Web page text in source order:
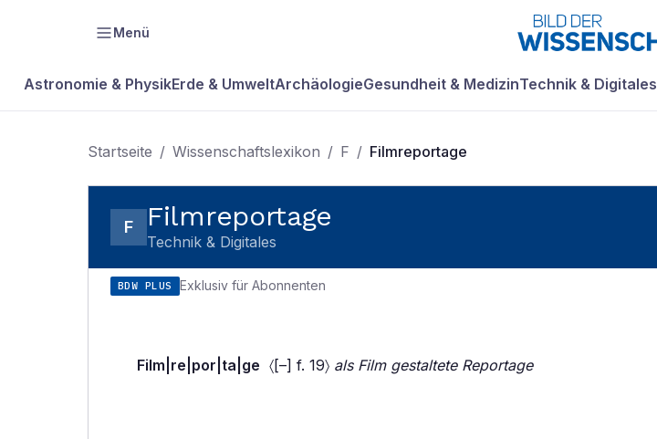
Menü
Astronomie & PhysikErde & UmweltArchäologieGesundheit & MedizinTechnik & Digitales
Startseite / Wissenschaftslexikon / F / Filmreportage
F Filmreportage
Technik & Digitales
BDW PLUS Exklusiv für Abonnenten
Film|re|por|ta|ge 〈[–] f. 19〉 als Film gestaltete Reportage